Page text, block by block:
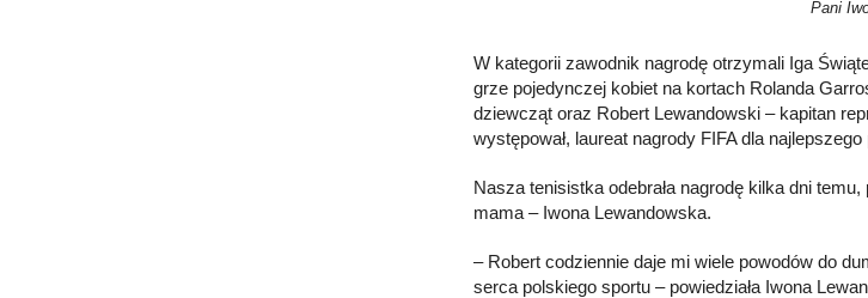
Pani
W kategorii zawodnik nagrodę otrzymali Iga
grze pojedynczej kobiet na kortach Rolanda
dziewcząt oraz Robert Lewandowski – kapitan
występował, laureat nagrody FIFA dla najlepszego
Nasza tenisistka odebrała nagrodę kilka dni
mama – Iwona Lewandowska.
– Robert codziennie daje mi wiele powodów do
serca polskiego sportu – powiedziała Iwona